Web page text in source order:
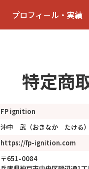
プロフィール・実績
特定商
FP ignition
沖中 武（おきなか たける）
https://fp-ignition.com
〒651-0084